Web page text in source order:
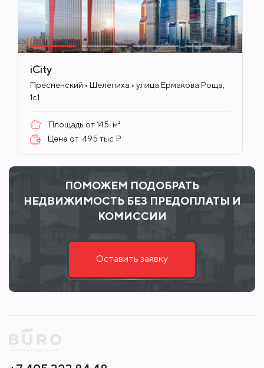
iCity
Пресненский • Шелепиха • улица Ермакова Роща,
1с1
Площадь от145 м²
Цена от 495 тыс ₽
ПОМОЖЕМ ПОДОБРАТЬ
НЕДВИЖИМОСТЬ БЕЗ ПРЕДОПЛАТЫ И
КОМИССИИ
Оставить заявку